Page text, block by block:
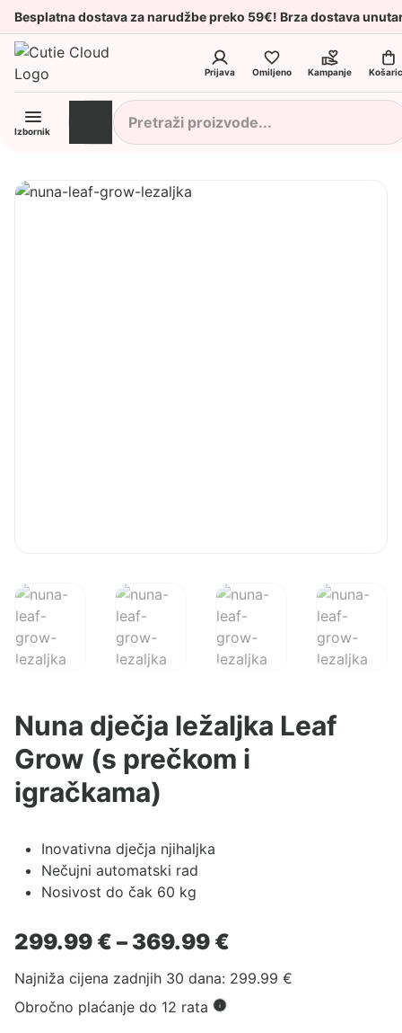
Besplatna dostava za narudžbe preko 59€! Brza dostava
Prijava Omiljeno Kampanje
Izbornik
Nuna dječja ležaljka Leaf
Grow (s prečkom i
igračkama)
Inovativna dječja njihaljka
Nečujni automatski rad
Nosivost do čak 60 kg
299.99 € – 369.99 €
od
Najniža cijena zadnjih 30 dana: 299.99 €
Obročno plaćanje do 12 rata